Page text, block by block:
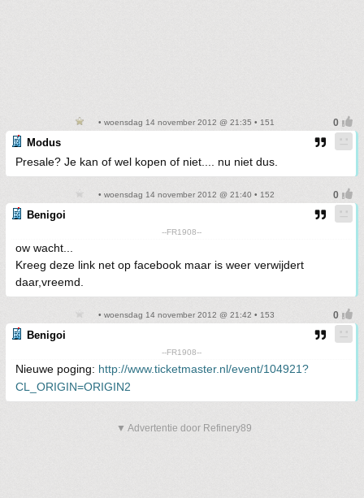
• woensdag 14 november 2012 @ 21:35 • 151
Modus
Presale? Je kan of wel kopen of niet.... nu niet dus.
• woensdag 14 november 2012 @ 21:40 • 152
Benigoi
--FR1908--
ow wacht...
Kreeg deze link net op facebook maar is weer verwijdert
daar,vreemd.
• woensdag 14 november 2012 @ 21:42 • 153
Benigoi
--FR1908--
Nieuwe poging: http://www.ticketmaster.nl/event/104921?
CL_ORIGIN=ORIGIN2
▼ Advertentie door Refinery89